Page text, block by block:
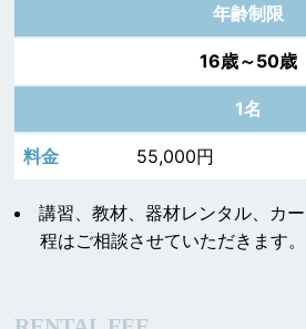
年齢制限
16歳～50歳
1名
55,000円
講習、教材、器材レンタル、カ
程はご相談させていただきます。